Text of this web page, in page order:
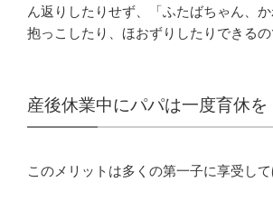
ん返りしたりせず、「ふたばちゃん、
抱っこしたり、ほおずりしたりできるの
産後休業中にパパは一度育休を
このメリットは多くの第一子に享受して